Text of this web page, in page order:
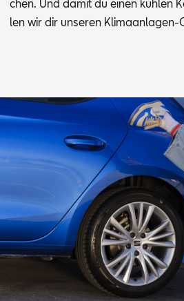
chen. Und da­mit du ei­nen küh­len
len wir dir un­se­ren Kli­ma­an­la­gen-